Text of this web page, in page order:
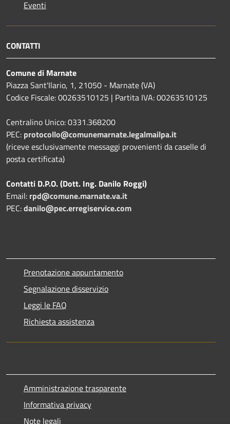
Eventi
CONTATTI
Comune di Marnate
Piazza Sant'Ilario, 1, 21050 - Marnate (VA)
Codice Fiscale: 00263510125 | Partita IVA: 00263510125
Centralino Unico: 0331.368200
PEC: protocollo@comunemarnate.legalmailpa.it
(riceve esclusivamente messaggi provenienti da caselle di
posta certificata)
Contatti D.P.O. (Dott. Ing. Danilo Roggi)
Email: rpd@comune.marnate.va.it
PEC:danilo@pec.erregiservice.com
Prenotazione appuntamento
Segnalazione disservizio
Leggi le FAQ
Richiesta assistenza
Amministrazione trasparente
Informativa privacy
Note legali